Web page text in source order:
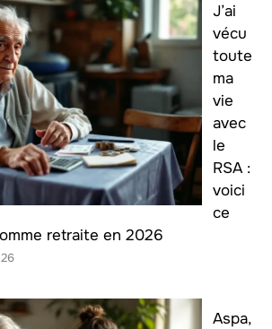
J’ai
vécu
toute
ma
vie
avec
le
RSA :
voici
ce
retraite en 2026
Aspa,